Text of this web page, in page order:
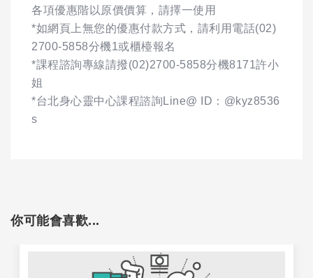
各項優惠階以原價價算，請擇一使用
*如網頁上無您的優惠付款方式，請利用電話(02)
2700-5858分機1或櫃檯報名
*課程諮詢專線請撥(02)2700-5858分機8171許小
姐
*台北身心靈中心課程諮詢Line@ ID：@kyz8536
s
你可能會喜歡...